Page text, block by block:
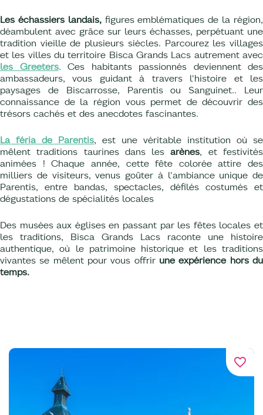
Les échassiers landais,figures emblématiques de la région,
déambulent avec grâce sur leurs échasses, perpétuant une
tradition vieille de plusieurs siècles. Parcourez les villages
et les villes du territoire Bisca Grands Lacs autrement avec
les Greeters. Ces habitants passionnés deviennent des
ambassadeurs, vous guidant à travers l'histoire et les
paysages de Biscarrosse, Parentis ou Sanguinet.. Leur
connaissance de la région vous permet de découvrir des
trésors cachés et des anecdotes fascinantes.
La féria de Parentis, est une véritable institution où se
mêlent traditions taurines dans lesarènes, et festivités
animées ! Chaque année, cette fête colorée attire des
milliers de visiteurs, venus goûter à l'ambiance unique de
Parentis, entre bandas, spectacles, défilés costumés et
dégustations de spécialités locales
Des musées aux églises en passant par les fêtes locales et
les traditions, Bisca Grands Lacs raconte une histoire
authentique, où le patrimoine historique et les traditions
vivantes se mêlent pour vous offrir une expérience hors du
temps.
favorite_border